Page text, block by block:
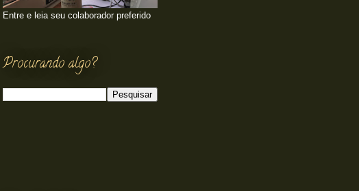
Entre e leia seu colaborador preferido
Procurando algo?